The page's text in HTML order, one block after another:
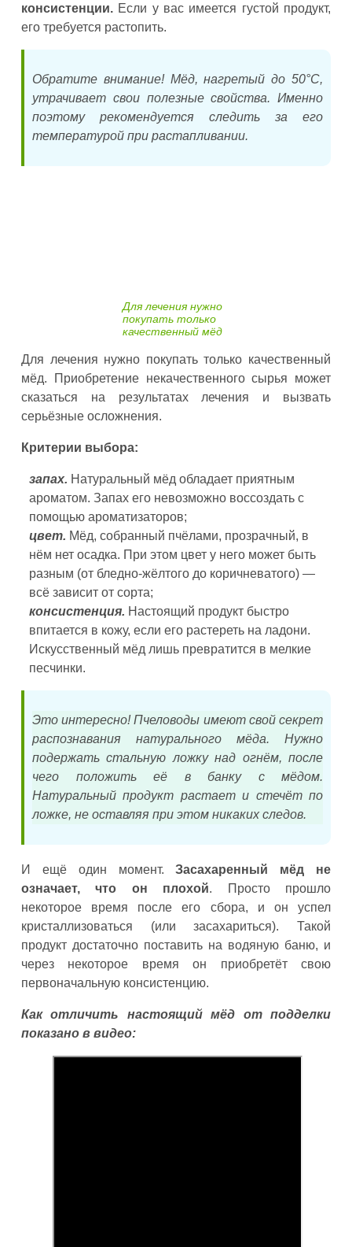
консистенции. Если у вас имеется густой продукт,
его требуется растопить.
Обратите внимание! Мёд, нагретый до 50°С,
утрачивает свои полезные свойства. Именно
поэтому рекомендуется следить за его
температурой при растапливании.
Для лечения нужно
покупать только
качественный мёд
Для лечения нужно покупать только качественный
мёд. Приобретение некачественного сырья может
сказаться на результатах лечения и вызвать
серьёзные осложнения.
Критерии выбора:
запах. Натуральный мёд обладает приятным
ароматом. Запах его невозможно воссоздать с
помощью ароматизаторов;
цвет. Мёд, собранный пчёлами, прозрачный, в
нём нет осадка. При этом цвет у него может быть
разным (от бледно-жёлтого до коричневатого) —
всё зависит от сорта;
консистенция. Настоящий продукт быстро
впитается в кожу, если его растереть на ладони.
Искусственный мёд лишь превратится в мелкие
песчинки.
Это интересно! Пчеловоды имеют свой секрет
распознавания натурального мёда. Нужно
подержать стальную ложку над огнём, после
чего положить её в банку с мёдом.
Натуральный продукт растает и стечёт по
ложке, не оставляя при этом никаких следов.
И ещё один момент.Засахаренный мёд не
означает, что он плохой. Просто прошло
некоторое время после его сбора, и он успел
кристаллизоваться (или засахариться). Такой
продукт достаточно поставить на водяную баню, и
через некоторое время он приобретёт свою
первоначальную консистенцию.
Как отличить настоящий мёд от подделки
показано в видео: